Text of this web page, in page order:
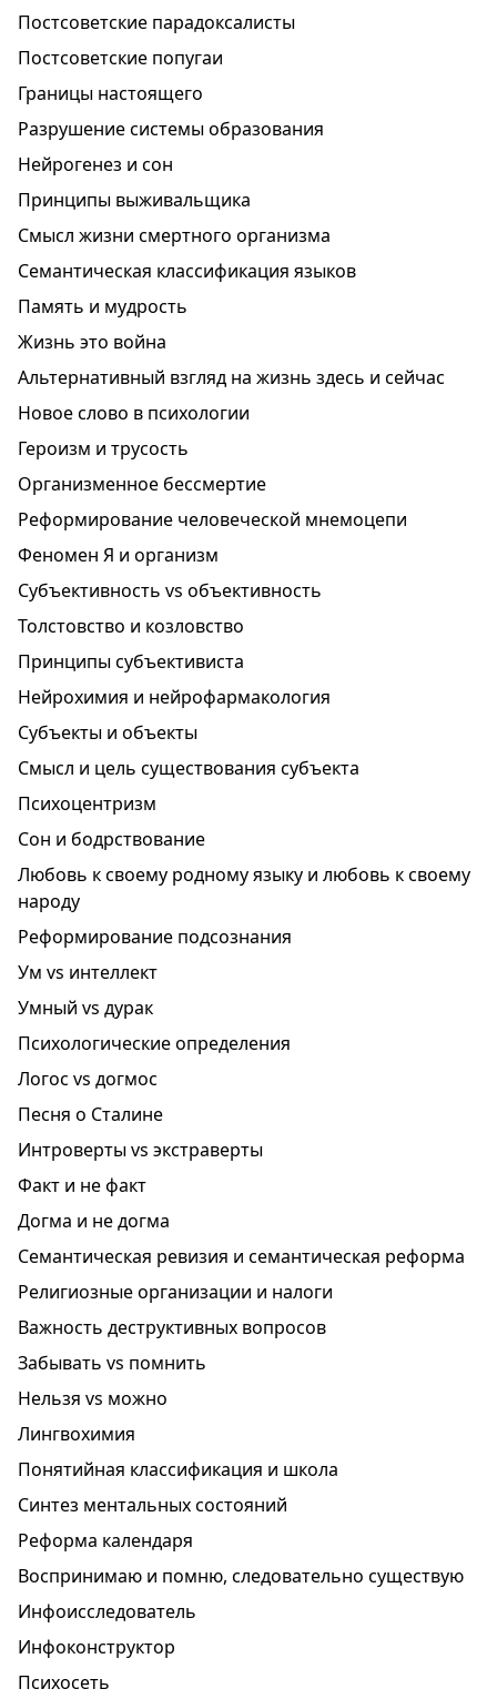
Постсоветские парадоксалисты
Постсоветские попугаи
Границы настоящего
Разрушение системы образования
Нейрогенез и сон
Принципы выживальщика
Смысл жизни смертного организма
Семантическая классификация языков
Память и мудрость
Жизнь это война
Альтернативный взгляд на жизнь здесь и сейчас
Новое слово в психологии
Героизм и трусость
Организменное бессмертие
Реформирование человеческой мнемоцепи
Феномен Я и организм
Субъективность vs объективность
Толстовство и козловство
Принципы субъективиста
Нейрохимия и нейрофармакология
Субъекты и объекты
Смысл и цель существования субъекта
Психоцентризм
Сон и бодрствование
Любовь к своему родному языку и любовь к своему
народу
Реформирование подсознания
Ум vs интеллект
Умный vs дурак
Психологические определения
Логос vs догмос
Песня о Сталине
Интроверты vs экстраверты
Факт и не факт
Догма и не догма
Семантическая ревизия и семантическая реформа
Религиозные организации и налоги
Важность деструктивных вопросов
Забывать vs помнить
Нельзя vs можно
Лингвохимия
Понятийная классификация и школа
Синтез ментальных состояний
Реформа календаря
Воспринимаю и помню, следовательно существую
Инфоисследователь
Инфоконструктор
Психосеть